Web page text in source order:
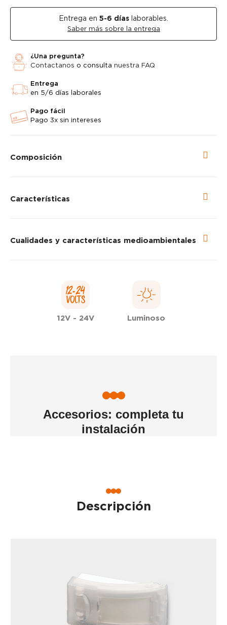
Entrega en 5-6 días laborables.
Saber más sobre la entrega
¿Una pregunta?
Contactanos o consulta nuestra FAQ
Entrega
en 5/6 días laborales
Pago fácil
Pago 3x sin intereses
Composición
Características
Cualidades y características medioambientales
12V - 24V Luminoso
Accesorios: completa tu
instalación
Descripción